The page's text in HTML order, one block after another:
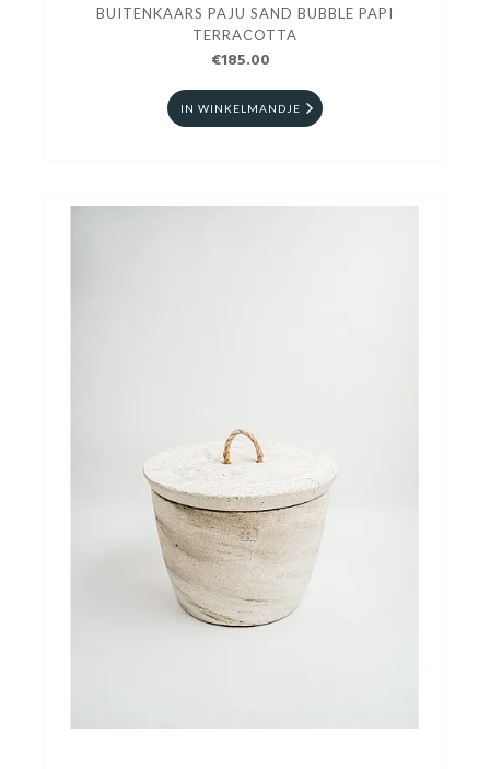
BUITENKAARS PAJU SAND BUBBLE PAPI
TERRACOTTA
€185.00
IN WINKELMANDJE